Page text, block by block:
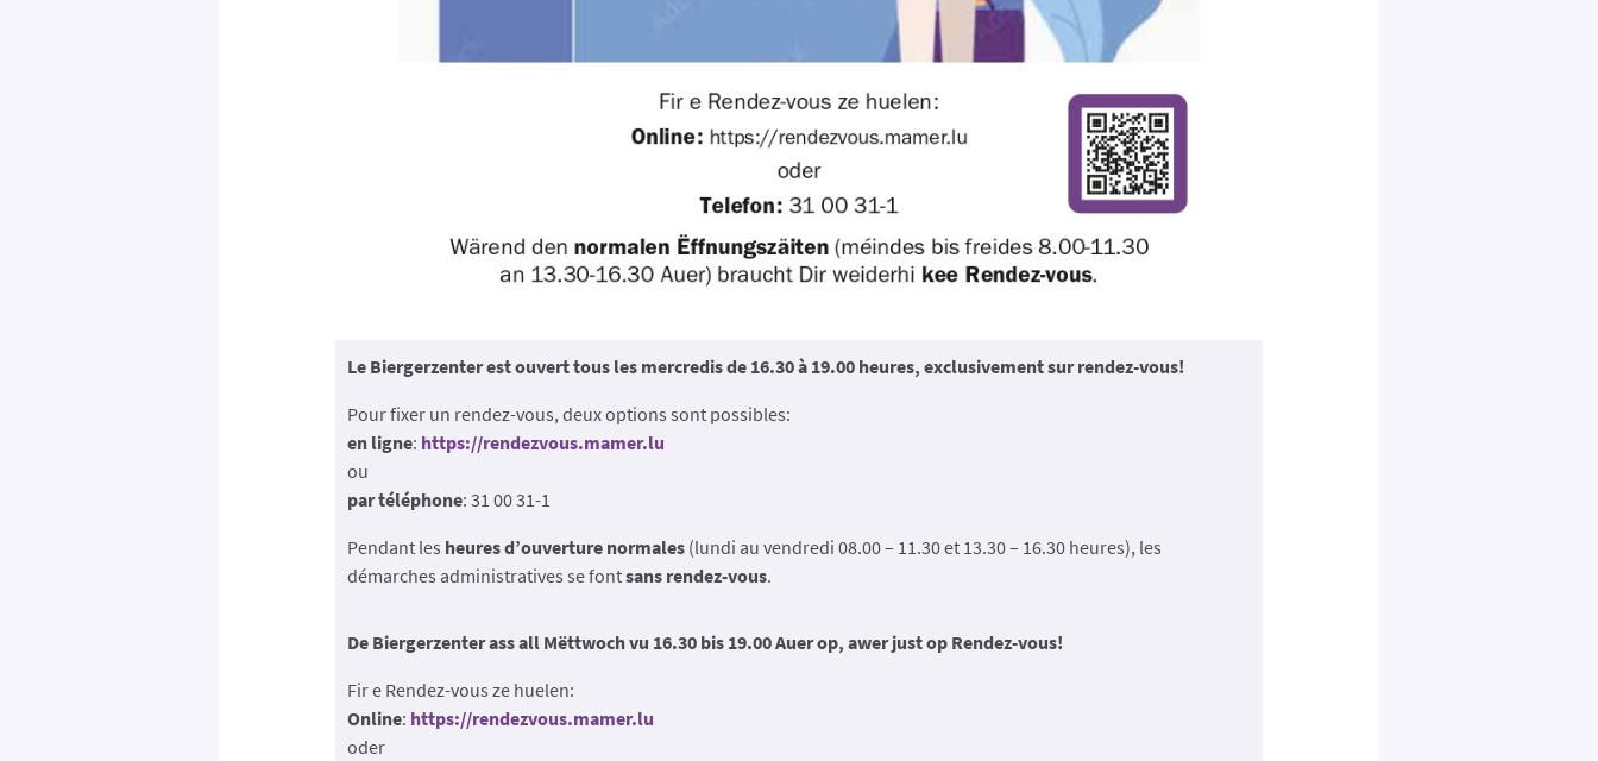
Le Biergerzenter est ouvert tous les mercredis de 16.30 à 19.00 heures, exclusivement sur rendez-vous!
Pour fixer un rendez-vous, deux options sont possibles:
en ligne: https://rendezvous.mamer.lu
ou
par téléphone: 31 00 31-1
Pendant les heures d’ouverture normales(lundi au vendredi 08.00 – 11.30 et 13.30 – 16.30 heures), les
démarches administratives se fontsans rendez-vous.
De Biergerzenter ass all Mëttwoch vu 16.30 bis 19.00 Auer op, awer justop Rendez-vous!
Fir e Rendez-vous ze huelen:
Online: https://rendezvous.mamer.lu
oder